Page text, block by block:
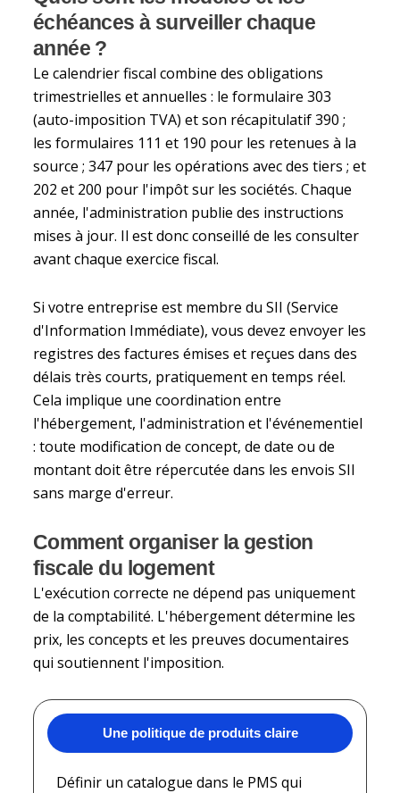
échéances à surveiller chaque
année ?
Le calendrier fiscal combine des obligations
trimestrielles et annuelles : le formulaire 303
(auto-imposition TVA) et son récapitulatif 390 ;
les formulaires 111 et 190 pour les retenues à la
source ; 347 pour les opérations avec des tiers ; et
202 et 200 pour l'impôt sur les sociétés. Chaque
année, l'administration publie des instructions
mises à jour. Il est donc conseillé de les consulter
avant chaque exercice fiscal.
Si votre entreprise est membre du SII (Service
d'Information Immédiate), vous devez envoyer les
registres des factures émises et reçues dans des
délais très courts, pratiquement en temps réel.
Cela implique une coordination entre
l'hébergement, l'administration et l'événementiel
: toute modification de concept, de date ou de
montant doit être répercutée dans les envois SII
sans marge d'erreur.
Comment organiser la gestion
fiscale du logement
L'exécution correcte ne dépend pas uniquement
de la comptabilité. L'hébergement détermine les
prix, les concepts et les preuves documentaires
qui soutiennent l'imposition.
Une politique de produits claire
Définir un catalogue dans le PMS qui